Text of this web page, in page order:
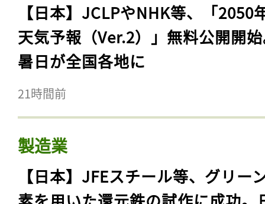
【日本】JCLPやNHK等、「2050
天気予報（Ver.2）」無料公開開
暑日が全国各地に
21時間前
製造業
【日本】JFEスチール等、グリー